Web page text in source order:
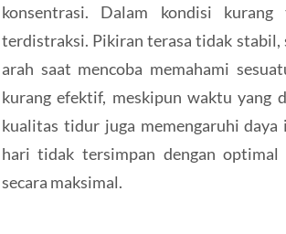
konsentrasi. Dalam kondisi
terdistraksi. Pikiran terasa tidak stabil,
arah saat mencoba memahami
kurang efektif, meskipun waktu yang
kualitas tidur juga memengaruhi
hari tidak tersimpan dengan optimal
secara maksimal.